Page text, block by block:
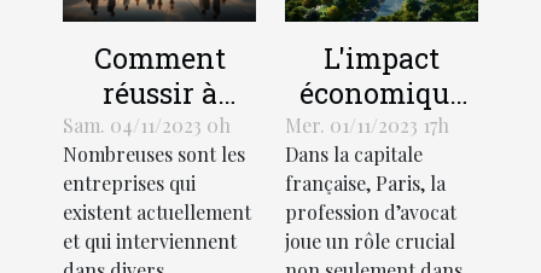
Comment
réussir à
démarquer
votre
entreprise de
la
Sam. 04/11/2023 0h
Nombreuses sont les
entreprises qui
existent actuellement
et qui interviennent
L'impact
économique
de la
profession
d'avocat à
Paris
Mer. 01/11/2023 17h
Dans la capitale
française, Paris, la
profession d’avocat
joue un rôle crucial